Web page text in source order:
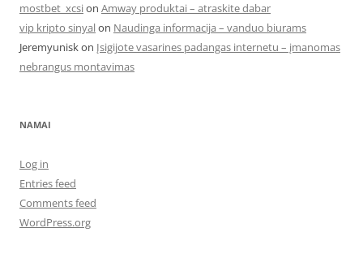
mostbet_xcsion Amway produktai – atraskite dabar
vip kripto sinyalon Naudinga informacija – vanduo biurams
Jeremyuniskon Įsigijote vasarines padangas internetu – įmanomas
nebrangus montavimas
NAMAI
Log in
Entries feed
Comments feed
WordPress.org